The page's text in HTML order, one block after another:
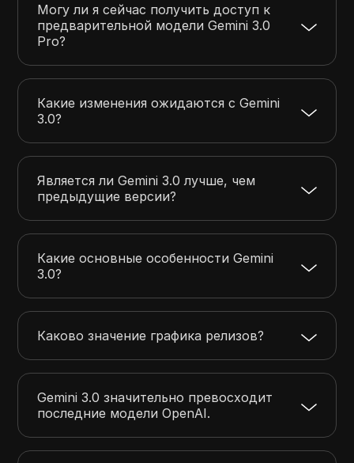
Могу ли я сейчас получить доступ к
предварительной модели Gemini 3.0
Pro?
Какие изменения ожидаются с Gemini
3.0?
Является ли Gemini 3.0 лучше, чем
предыдущие версии?
Какие основные особенности Gemini
3.0?
Каково значение графика релизов?
Gemini 3.0 значительно превосходит
последние модели OpenAI.